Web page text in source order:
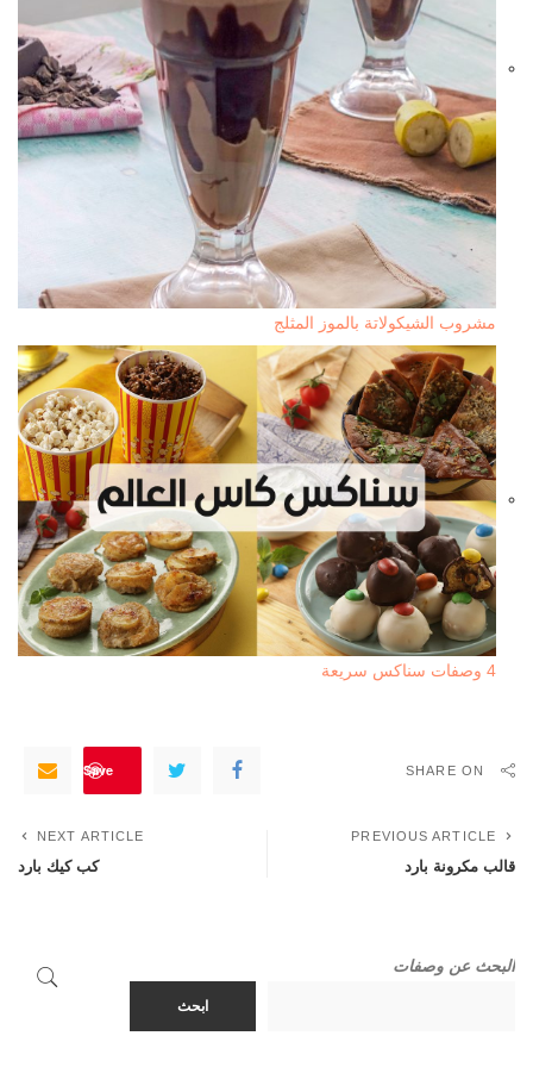
مشروب الشيكولاتة بالموز المثلج
4 وصفات سناكس سريعة
SHARE ON
Save
PREVIOUS ARTICLE
قالب مكرونة بارد
NEXT ARTICLE
كب كيك بارد
البحث عن وصفات
ابحث